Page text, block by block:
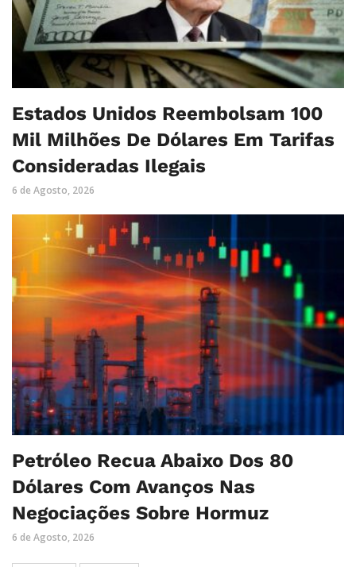
Estados Unidos Reembolsam 100
Mil Milhões De Dólares Em Tarifas
Consideradas Ilegais
6 de Agosto, 2026
Petróleo Recua Abaixo Dos 80
Dólares Com Avanços Nas
Negociações Sobre Hormuz
6 de Agosto, 2026